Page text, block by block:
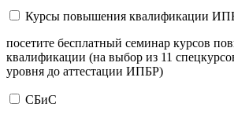
Курсы повышения квалификации
посетите бесплатный семинар курсов
квалификации (на выбор из 11
уровня до аттестации ИПБР)
СБиС